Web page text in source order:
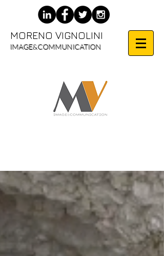
MORENO VIGNOLINI
IMAGE&COMMUNICATION